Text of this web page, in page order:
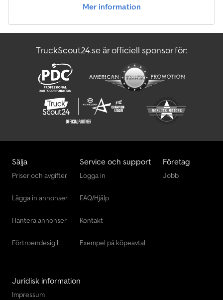
Mer information
TruckScout24.se är officiell sponsor för:
Sälja
Priser och avgifter
Lägga in annonser
Hantera annonser
Förtroendesigill
Service och support
Logga in
FAQ/Hjälp
Kontakt
Exempel på köpeavtal
Företag
Jobb
Juridisk information
Impressum